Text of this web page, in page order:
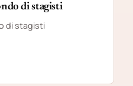
di stagisti
di stagisti